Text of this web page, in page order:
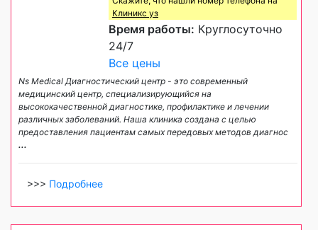
Клиникс уз
Время работы: Круглосуточно
24/7
Все цены
Ns Medical Диагностический центр - это современный
медицинский центр, специализирующийся на
высококачественной диагностике, профилактике и лечении
различных заболеваний. Наша клиника создана с целью
предоставления пациентам самых передовых методов диагнос
...
>>> Подробнее